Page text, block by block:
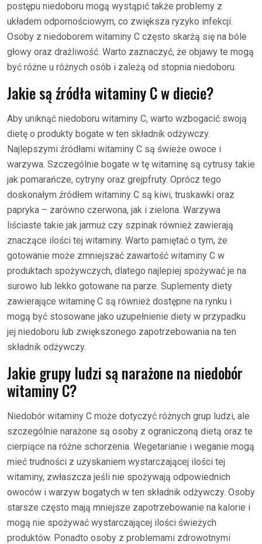
postępu niedoboru mogą wystąpić także problemy z
układem odpornościowym, co zwiększa ryzyko infekcji.
Osoby z niedoborem witaminy C często skarżą się na bóle
głowy oraz drażliwość. Warto zaznaczyć, że objawy te mogą
być różne u różnych osób i zależą od stopnia niedoboru.
Jakie są źródła witaminy C w diecie?
Aby uniknąć niedoboru witaminy C, warto wzbogacić swoją
dietę o produkty bogate w ten składnik odżywczy.
Najlepszymi źródłami witaminy C są świeże owoce i
warzywa. Szczególnie bogate w tę witaminę są cytrusy takie
jak pomarańcze, cytryny oraz grejpfruty. Oprócz tego
doskonałym źródłem witaminy C są kiwi, truskawki oraz
papryka – zarówno czerwona, jak i zielona. Warzywa
liściaste takie jak jarmuż czy szpinak również zawierają
znaczące ilości tej witaminy. Warto pamiętać o tym, że
gotowanie może zmniejszać zawartość witaminy C w
produktach spożywczych, dlatego najlepiej spożywać je na
surowo lub lekko gotowane na parze. Suplementy diety
zawierające witaminę C są również dostępne na rynku i
mogą być stosowane jako uzupełnienie diety w przypadku
jej niedoboru lub zwiększonego zapotrzebowania na ten
składnik odżywczy.
Jakie grupy ludzi są narażone na niedobór
witaminy C?
Niedobór witaminy C może dotyczyć różnych grup ludzi, ale
szczególnie narażone są osoby z ograniczoną dietą oraz te
cierpiące na różne schorzenia. Wegetarianie i weganie mogą
mieć trudności z uzyskaniem wystarczającej ilości tej
witaminy, zwłaszcza jeśli nie spożywają odpowiednich
owoców i warzyw bogatych w ten składnik odżywczy. Osoby
starsze często mają mniejsze zapotrzebowanie na kalorie i
mogą nie spożywać wystarczającej ilości świeżych
produktów. Ponadto osoby z problemami zdrowotnymi